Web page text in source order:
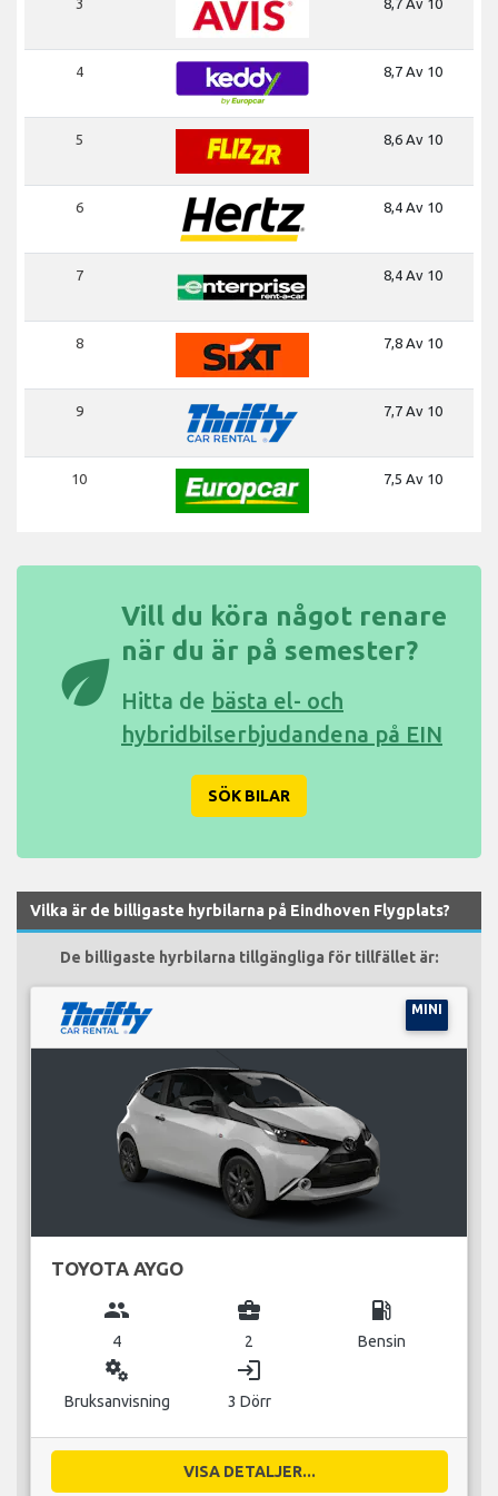
4 8,7 Av 10
5 8,6 Av 10
6 8,4 Av 10
7 8,4 Av 10
8 7,8 Av 10
9 7,7 Av 10
10 7,5 Av 10
eco
Vill du köra något renare
när du är på semester?
Hitta de bästa el- och
hybridbilserbjudandena på EIN
SÖK BILAR
Vilka är de billigaste hyrbilarna på Eindhoven Flygplats?
De billigaste hyrbilarna tillgängliga för tillfället är:
MINI
TOYOTA AYGO
group
4
business_center
2
local_gas_station
Bensin
miscellaneous_services
Bruksanvisning
login
3 Dörr
VISA DETALJER...